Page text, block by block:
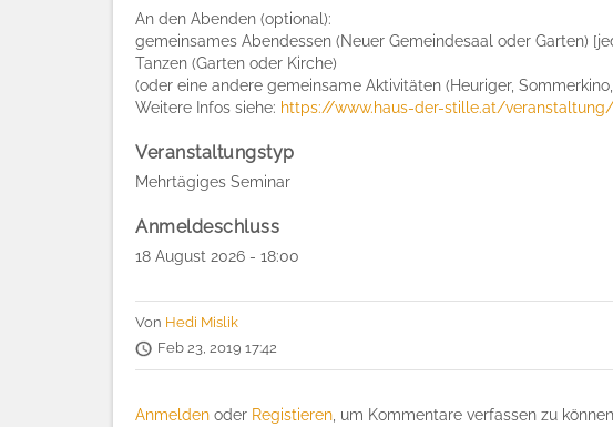
An den Abenden (optional):
gemeinsames Abendessen (Neuer Gemeindesaal oder Garten)
Tanzen (Garten oder Kirche)
(oder eine andere gemeinsame Aktivitäten (Heuriger,
Weitere Infos siehe: https://www.haus-der-stille.at/
Veranstaltungstyp
Mehrtägiges Seminar
Anmeldeschluss
18 August 2026 - 18:00
Von Hedi Mislik
Feb 23, 2019 17:42
Anmelden oder Registieren, um Kommentare verfassen zu können